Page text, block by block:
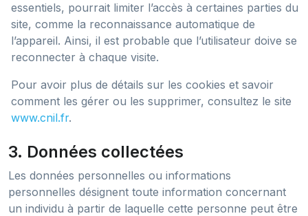
essentiels, pourrait limiter l’accès à certaines parties du
site, comme la reconnaissance automatique de
l’appareil. Ainsi, il est probable que l’utilisateur doive se
reconnecter à chaque visite.
Pour avoir plus de détails sur les cookies et savoir
comment les gérer ou les supprimer, consultez le site
www.cnil.fr.
3. Données collectées
Les données personnelles ou informations
personnelles désignent toute information concernant
un individu à partir de laquelle cette personne peut être